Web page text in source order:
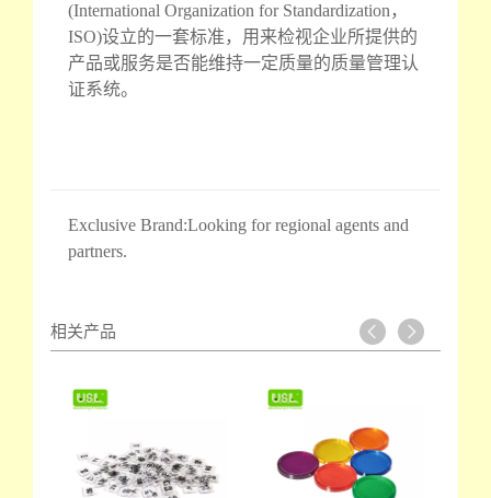
(International Organization for Standardization，
ISO)设立的一套标准，用来检视企业所提供的
产品或服务是否能维持一定质量的质量管理认
证系统。
Exclusive Brand:Looking for regional agents and
partners.
相关产品